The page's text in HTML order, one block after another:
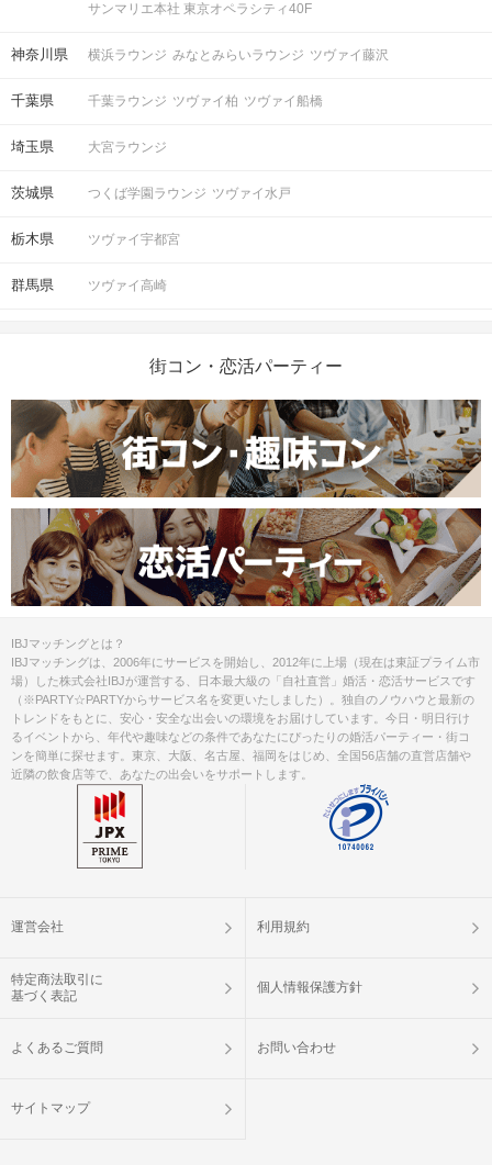
サンマリエ本社 東京オペラシティ40F
神奈川県 横浜ラウンジ みなとみらいラウンジ ツヴァイ藤沢
千葉県 千葉ラウンジ ツヴァイ柏 ツヴァイ船橋
埼玉県 大宮ラウンジ
茨城県 つくば学園ラウンジ ツヴァイ水戸
栃木県 ツヴァイ宇都宮
群馬県 ツヴァイ高崎
街コン・恋活パーティー
IBJマッチングとは？
IBJマッチングは、2006年にサービスを開始し、2012年に上場（現在は東証プライム市
場）した株式会社IBJが運営する、日本最大級の「自社直営」婚活・恋活サービスです
（※PARTY☆PARTYからサービス名を変更いたしました）。独自のノウハウと最新の
トレンドをもとに、安心・安全な出会いの環境をお届けしています。今日・明日行け
るイベントから、年代や趣味などの条件であなたにぴったりの婚活パーティー・街コ
ンを簡単に探せます。東京、大阪、名古屋、福岡をはじめ、全国56店舗の直営店舗や
近隣の飲食店等で、あなたの出会いをサポートします。
運営会社 利用規約
特定商法取引に
基づく表記
個人情報保護方針
よくあるご質問 お問い合わせ
サイトマップ